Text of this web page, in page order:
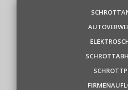
✆ 0 1 5 2 1 7 8